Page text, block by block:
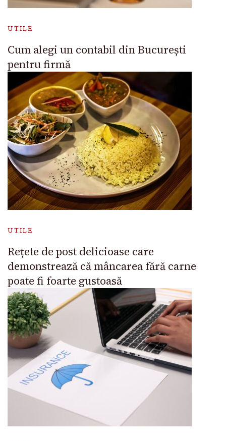
UTILE
Cum alegi un contabil din București
pentru firmă
UTILE
Rețete de post delicioase care
demonstrează că mâncarea fără carne
poate fi foarte gustoasă